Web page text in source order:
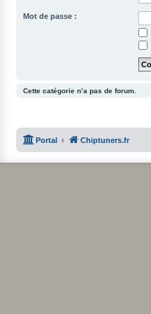
Mot de passe :
Cette catégorie n’a pas de forum.
Portal Chiptuners.fr